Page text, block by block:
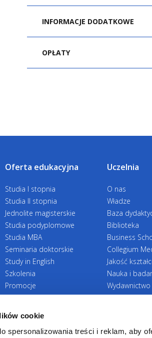
cookie
spersonalizowania treści i reklam, aby
MODUŁ I. WPROWADZENIE
Modele mediacji:
postępowanie
postępowanie
odpowiedzialność
odpowiedzialność
Sprawiedliwość
INFORMACJE DODATKOWE
MATERIAŁY SZKOLENIOWE
Każdy uczestnik szkolenia
Każdy z uczestników
mediacyjnych i ugód.
KONSULTACJE
Wychodząc naprzeciw
pomocą w rozwiązywaniu
przy prowadzeniu mediacji.
OPŁATY
Oferta edukacyjna
Studia I stopnia
Studia II stopnia
Jednolite magisterskie
Studia podyplomowe
Studia MBA
Seminaria doktorskie
Study in English
Szkolenia
Promocje
Zasady rekrutacji
Uczelnia
O nas
Władze
Baza
Biblioteka
Business
Collegium
Jakość
Nauka i
Wydawnictwo